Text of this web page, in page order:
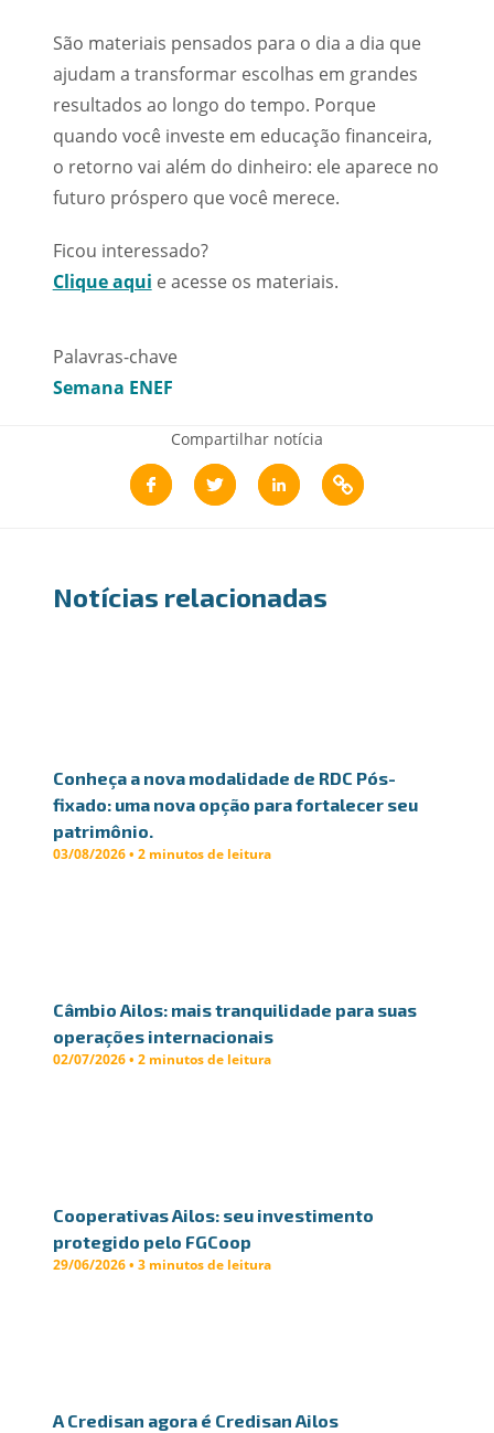
São materiais pensados para o dia a dia que
ajudam a transformar escolhas em grandes
resultados ao longo do tempo. Porque
quando você investe em educação financeira,
o retorno vai além do dinheiro: ele aparece no
futuro próspero que você merece.
Ficou interessado?
Clique aqui e acesse os materiais.
Palavras-chave
Semana ENEF
Compartilhar notícia
Notícias relacionadas
Conheça a nova modalidade de RDC Pós-
fixado: uma nova opção para fortalecer seu
patrimônio.
03/08/2026 • 2 minutos de leitura
Câmbio Ailos: mais tranquilidade para suas
operações internacionais
02/07/2026 • 2 minutos de leitura
Cooperativas Ailos: seu investimento
protegido pelo FGCoop
29/06/2026 • 3 minutos de leitura
A Credisan agora é Credisan Ailos